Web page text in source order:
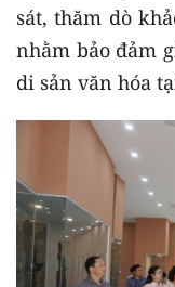
sát, thăm dò
nhằm bảo đảm
di sản văn hóa